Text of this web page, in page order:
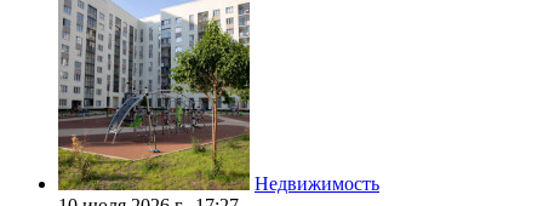
Недвижимость